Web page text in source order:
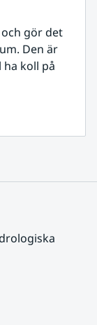
gör det
Den är
koll på